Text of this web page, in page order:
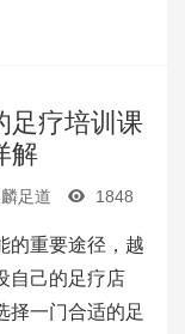
足疗培训课
解
足道 1848
的重要途径，越
自己的足疗店
择一门合适的足